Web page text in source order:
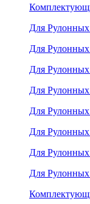
Для
Для
Для
Для
Для
Для
Для
Для